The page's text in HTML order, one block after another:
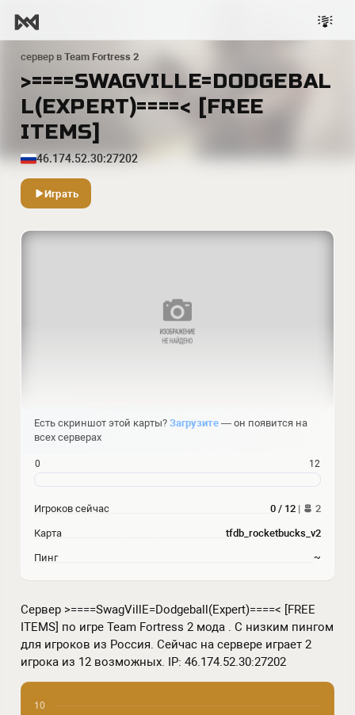
сервер в Team Fortress 2
>====SWAGVILLE=DODGEBAL
L(EXPERT)====< [FREE
ITEMS]
46.174.52.30:27202
Играть
Сервер >====SwagVillE=Dodgeball(Expert)====< [FREE
ITEMS] по игре Team Fortress 2 мода . С низким пингом
для игроков из Россия. Сейчас на сервере играет 2
игрока из 12 возможных. IP: 46.174.52.30:27202
Есть скриншот этой карты? Загрузите — он появится на
всех серверах
0 12
Игроков сейчас 0 / 12 | 2
Карта tfdb_rocketbucks_v2
Пинг ~